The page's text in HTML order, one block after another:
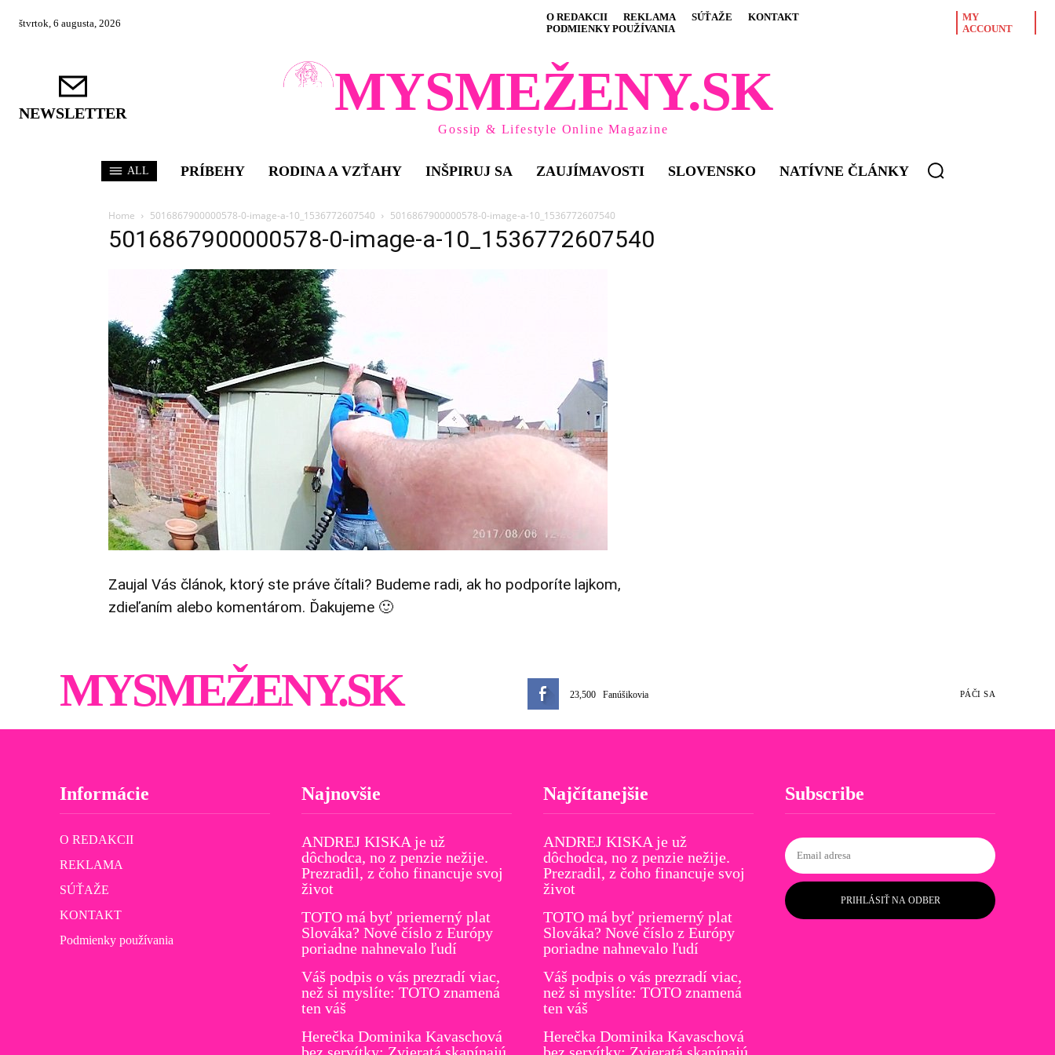
štvrtok, 6 augusta, 2026 O REDAKCII REKLAMA SÚŤAŽE
KONTAKT
PODMIENKY POUŽÍVANIA
MY
ACCOUNT
NEWSLETTER MYSMEŽENY.SK
Gossip & Lifestyle Online Magazine
ALL PRÍBEHY RODINA A VZŤAHY INŠPIRUJ SA ZAUJÍMAVOSTI SLOVENSKO NATÍVNE ČLÁNKY
Home 5016867900000578-0-image-a-10_1536772607540 5016867900000578-0-image-a-10_1536772607540
5016867900000578-0-image-a-10_1536772607540
Zaujal Vás článok, ktorý ste práve čítali? Budeme radi, ak ho podporíte lajkom,
zdieľaním alebo komentárom. Ďakujeme 🙂
MYSMEŽENY.SK 23,500 Fanúšikovia PÁČI SA
Informácie
O REDAKCII
REKLAMA
SÚŤAŽE
KONTAKT
Podmienky používania
Najnovšie
ANDREJ KISKA je už
dôchodca, no z penzie nežije.
Prezradil, z čoho financuje svoj
život
TOTO má byť priemerný plat
Slováka? Nové číslo z Európy
poriadne nahnevalo ľudí
Váš podpis o vás prezradí viac,
než si myslíte: TOTO znamená
ten váš
Herečka Dominika Kavaschová
Najčítanejšie
ANDREJ KISKA je už
dôchodca, no z penzie nežije.
Prezradil, z čoho financuje svoj
život
TOTO má byť priemerný plat
Slováka? Nové číslo z Európy
poriadne nahnevalo ľudí
Váš podpis o vás prezradí viac,
než si myslíte: TOTO znamená
ten váš
Herečka Dominika Kavaschová
Subscribe
PRIHLÁSIŤ NA ODBER